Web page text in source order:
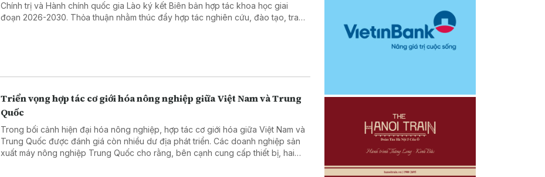
Chính trị và Hành chính quốc gia Lào ký kết Biên bản hợp tác khoa học giai
đoạn 2026-2030. Thỏa thuận nhằm thúc đẩy hợp tác nghiên cứu, đào tạo, trao
Triển vọng hợp tác cơ giới hóa nông nghiệp giữa Việt Nam và Trung
Quốc
Trong bối cảnh hiện đại hóa nông nghiệp, hợp tác cơ giới hóa giữa Việt Nam và
Trung Quốc được đánh giá còn nhiều dư địa phát triển. Các doanh nghiệp sản
xuất máy nông nghiệp Trung Quốc cho rằng, bên cạnh cung cấp thiết bị, hai